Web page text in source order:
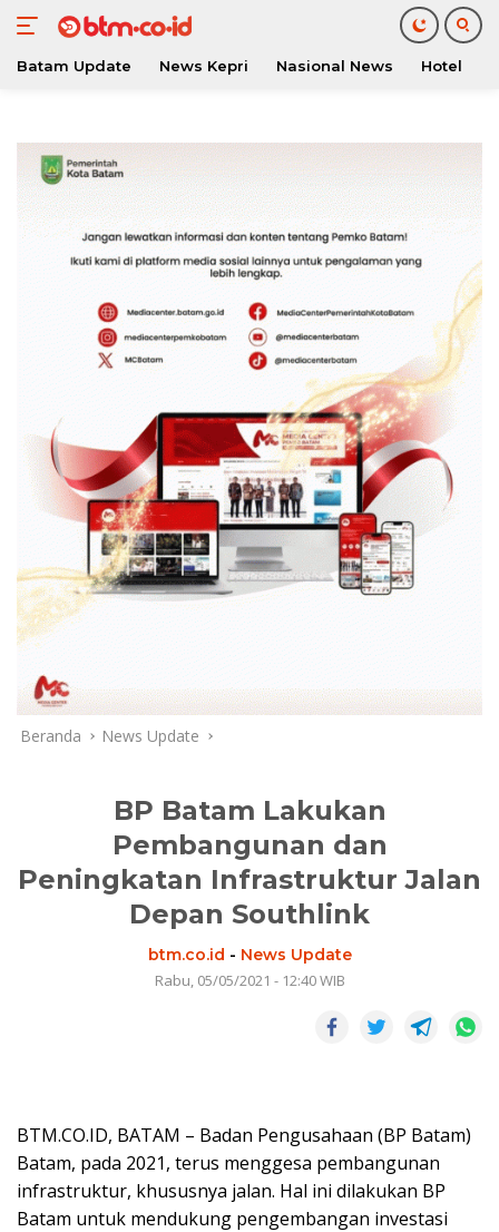
konten
Batam Update News Kepri Nasional News Hotel
Beranda News Update
BP Batam Lakukan
Pembangunan dan
Peningkatan Infrastruktur Jalan
Depan Southlink
btm.co.id - News Update
Rabu, 05/05/2021 - 12:40 WIB
BTM.CO.ID, BATAM – Badan Pengusahaan (BP Batam)
Batam, pada 2021, terus menggesa pembangunan
infrastruktur, khususnya jalan. Hal ini dilakukan BP
Batam untuk mendukung pengembangan investasi